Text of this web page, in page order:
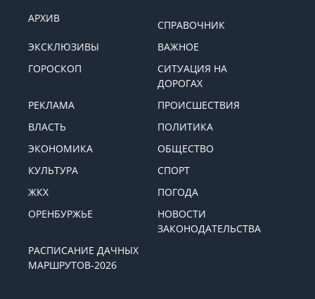
АРХИВ
СПРАВОЧНИК
ЭКСКЛЮЗИВЫ
ВАЖНОЕ
ГОРОСКОП
СИТУАЦИЯ НА
ДОРОГАХ
РЕКЛАМА
ПРОИСШЕСТВИЯ
ВЛАСТЬ
ПОЛИТИКА
ЭКОНОМИКА
ОБЩЕСТВО
КУЛЬТУРА
СПОРТ
ЖКХ
ПОГОДА
ОРЕНБУРЖЬЕ
НОВОСТИ
ЗАКОНОДАТЕЛЬСТВА
РАСПИСАНИЕ ДАЧНЫХ
МАРШРУТОВ-2026